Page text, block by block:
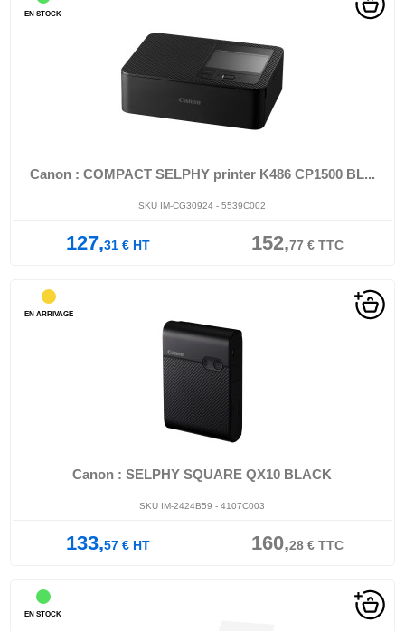
Canon : COMPACT SELPHY printer K486 CP1500 BL...
SKU IM-CG30924 - 5539C002
127,31€HT 152,77 €TTC
EN STOCK
Canon : SELPHY SQUARE QX10 BLACK
SKU IM-2424B59 - 4107C003
133,57€HT 160,28€TTC
EN ARRIVAGE
EN STOCK